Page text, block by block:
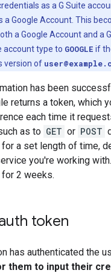
as a G Suite
Google Account. This
a Google Account and a
account type to GOOGLE if
version of
has been
returns a token, which
each time it
as to GET or POST
a set length of time,
you're working
2 weeks.
token
has authenticated the
them to input their